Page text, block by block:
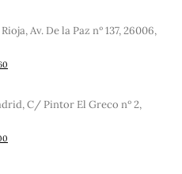
Av. De la Paz nº 137, 26006,
C/ Pintor El Greco nº 2,